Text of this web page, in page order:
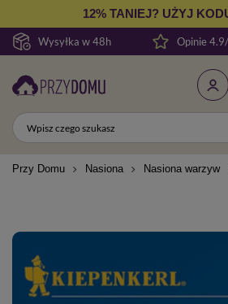
Wysyłka w 48h
12% TANIEJ? UŻYJ
Opinie
Przy Domu Nasiona Nasiona warzyw